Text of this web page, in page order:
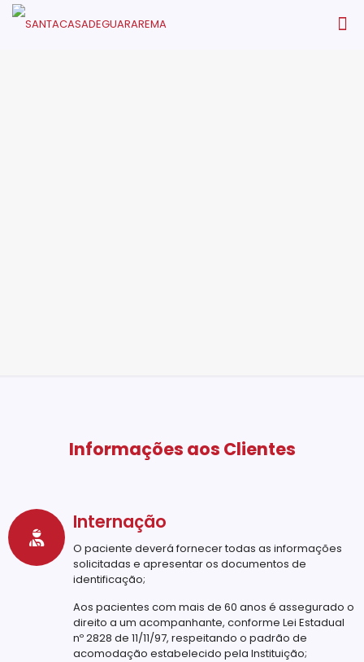
Informações aos Clientes
Internação
O paciente deverá fornecer todas as informações
solicitadas e apresentar os documentos de
identificação;
Aos pacientes com mais de 60 anos é assegurado o
direito a um acompanhante, conforme Lei Estadual
nº 2828 de 11/11/97, respeitando o padrão de
acomodação estabelecido pela Instituição;